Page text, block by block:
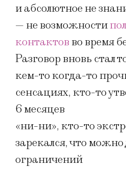
и абсолютное не
— не возможности
контактов во время
Разговор вновь стал
кем-то когда-то
сенсациях, кто-то
6 месяцев
«ни-ни», кто-то
зарекался, что можно
ограничений